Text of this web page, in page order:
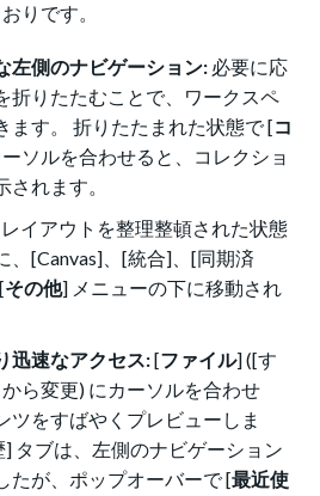
りです。
左側のナビゲーション: 必要に応
折りたたむことで、ワークスペ
ます。 折りたたまれた状態で [コ
ソルを合わせると、コレクショ
されます。
レイアウトを整理整頓された状態
、[Canvas]、[統合]、[同期済
その他] メニューの下に移動され
迅速なアクセス:[ファイル] ([す
ら変更) にカーソルを合わせ
ツをすばやくプレビューしま
] タブは、左側のナビゲーション
たが、ポップオーバーで [最近使